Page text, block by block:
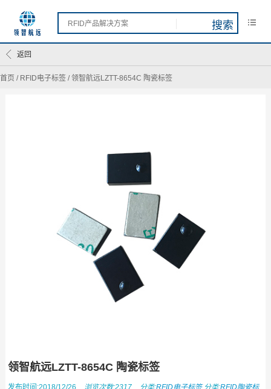
首页 / RFID电子标签 /领智航远LZTT-8654C 陶瓷标签
返回
领智航远LZTT-8654C 陶瓷标签